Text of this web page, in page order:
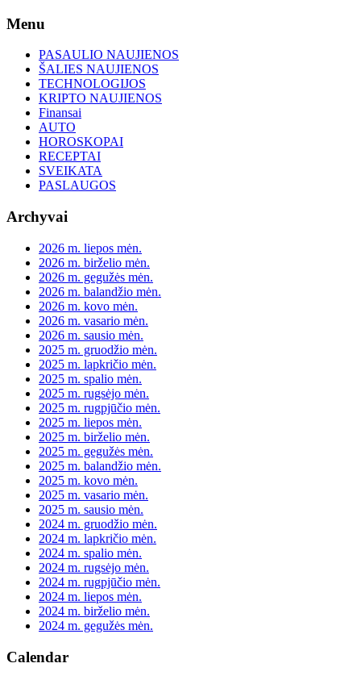
Skip
content
Menu
PASAULIO NAUJIENOS
ŠALIES NAUJIENOS
TECHNOLOGIJOS
KRIPTO NAUJIENOS
Finansai
AUTO
HOROSKOPAI
RECEPTAI
SVEIKATA
PASLAUGOS
Archyvai
2026 m. liepos mėn.
2026 m. birželio mėn.
2026 m. gegužės mėn.
2026 m. balandžio mėn.
2026 m. kovo mėn.
2026 m. vasario mėn.
2026 m. sausio mėn.
2025 m. gruodžio mėn.
2025 m. lapkričio mėn.
2025 m. spalio mėn.
2025 m. rugsėjo mėn.
2025 m. rugpjūčio mėn.
2025 m. liepos mėn.
2025 m. birželio mėn.
2025 m. gegužės mėn.
2025 m. balandžio mėn.
2025 m. kovo mėn.
2025 m. vasario mėn.
2025 m. sausio mėn.
2024 m. gruodžio mėn.
2024 m. lapkričio mėn.
2024 m. spalio mėn.
2024 m. rugsėjo mėn.
2024 m. rugpjūčio mėn.
2024 m. liepos mėn.
2024 m. birželio mėn.
2024 m. gegužės mėn.
Calendar